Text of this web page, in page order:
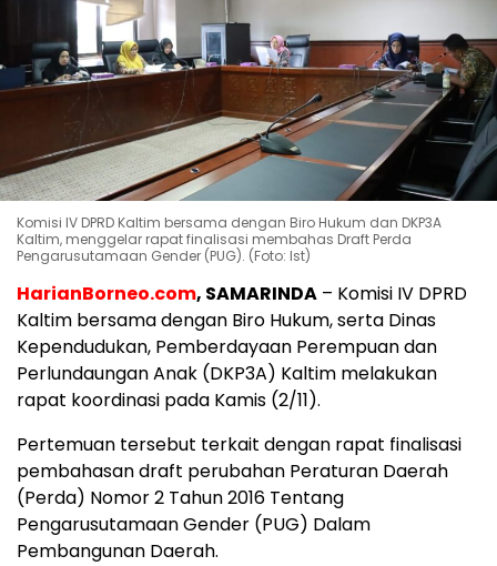
Komisi IV DPRD Kaltim bersama dengan Biro Hukum dan DKP3A
Kaltim, menggelar rapat finalisasi membahas Draft Perda
Pengarusutamaan Gender (PUG). (Foto: Ist)
HarianBorneo.com, SAMARINDA – Komisi IV DPRD
Kaltim bersama dengan Biro Hukum, serta Dinas
Kependudukan, Pemberdayaan Perempuan dan
Perlundaungan Anak (DKP3A) Kaltim melakukan
rapat koordinasi pada Kamis (2/11).
Pertemuan tersebut terkait dengan rapat finalisasi
pembahasan draft perubahan Peraturan Daerah
(Perda) Nomor 2 Tahun 2016 Tentang
Pengarusutamaan Gender (PUG) Dalam
Pembangunan Daerah.